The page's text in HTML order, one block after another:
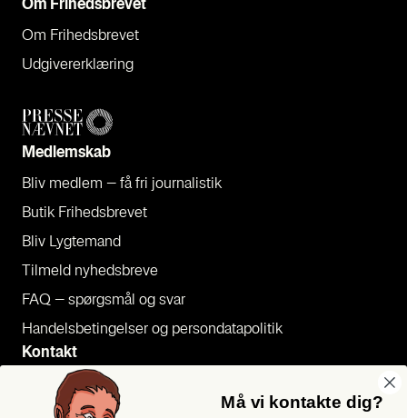
Om Fri­heds­bre­vet
Om Fri­heds­bre­vet
Udgi­ve­rer­klæ­ring
Med­lem­skab
Bliv med­lem – få fri jour­na­li­stik
Butik Fri­heds­bre­vet
Bliv Lyg­te­mand
Til­meld nyheds­bre­ve
FAQ – spørgs­mål og svar
Han­dels­be­tin­gel­ser og per­son­da­ta­po­li­tik
Kon­takt
Pres­se
Send et tip
Må vi kontakte dig?